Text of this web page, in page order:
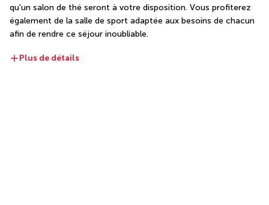
qu'un salon de thé seront à votre disposition. Vous profiterez
également de la salle de sport adaptée aux besoins de chacun
afin de rendre ce séjour inoubliable.
Plus de détails